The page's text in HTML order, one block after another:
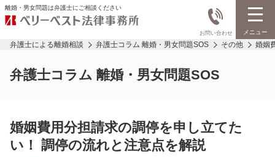
離婚・男女問題は弁護士にご相談ください
お問い合わせ メニュー
弁護士による離婚相談 弁護士コラム 離婚・男女問題SOS その他 婚姻
弁護士コラム 離婚・男女問題SOS
婚姻費用分担請求の調停を申し立てた
い！ 調停の流れと注意点を解説